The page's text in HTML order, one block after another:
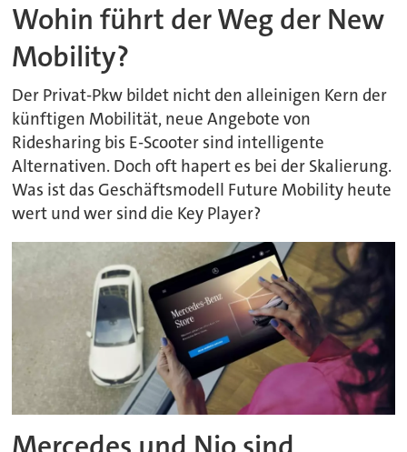
Wohin führt der Weg der New
Mobility?
Der Privat-Pkw bildet nicht den alleinigen Kern der
künftigen Mobilität, neue Angebote von
Ridesharing bis E-Scooter sind intelligente
Alternativen. Doch oft hapert es bei der Skalierung.
Was ist das Geschäftsmodell Future Mobility heute
wert und wer sind die Key Player?